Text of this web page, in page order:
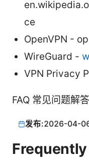
ce
OpenVPN -
WireGuard -
VPN Privacy
FAQ 常见问题解答
发布:2026-04-